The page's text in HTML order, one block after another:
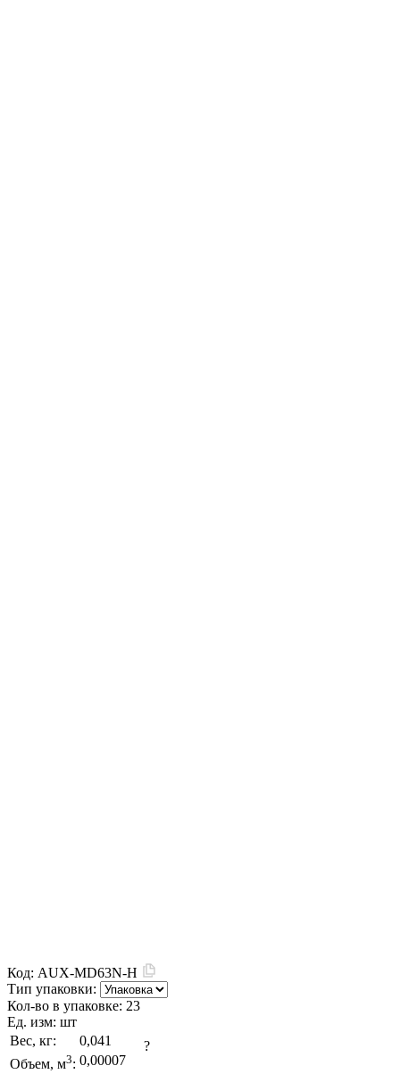
Код: AUX-MD63N-H
Тип упаковки:
Кол-во в упаковке: 23
Ед. изм: шт
Вес, кг:
0,041
Объем, м3: 0,00007
?